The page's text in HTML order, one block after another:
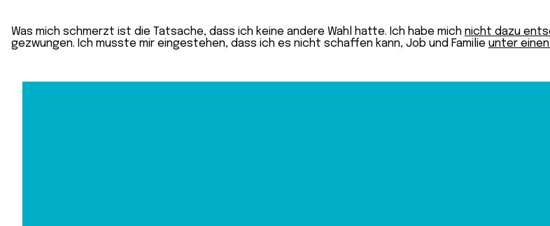
Was mich schmerzt ist die Tatsache, dass ich keine andere Wahl hatte. Ich habe mich nicht dazu
gezwungen. Ich musste mir eingestehen, dass ich es nicht schaffen kann, Job und Familie unter